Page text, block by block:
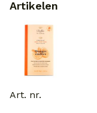
Artikelen